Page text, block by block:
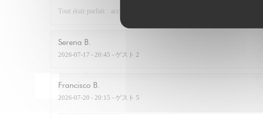
Tout était parfait : accueil charmant et plats délicieux. Je recommande
Serena B
2026-07-17 - 20:45 - ゲスト 2
Francisco B
2026-07-20 - 20:15 - ゲスト 5